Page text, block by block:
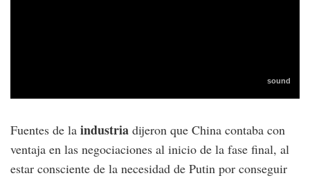
Fuentes de la industria dijeron que China contaba con
ventaja en las negociaciones al inicio de la fase final, al
estar consciente de la necesidad de Putin por conseguir